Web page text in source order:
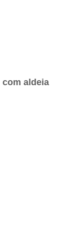
com aldeia